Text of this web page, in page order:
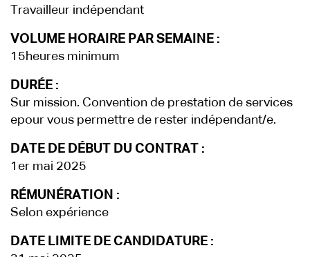
Travailleur indépendant
VOLUME HORAIRE PAR SEMAINE :
15heures minimum
DURÉE :
Sur mission. Convention de prestation de services
epour vous permettre de rester indépendant/e.
DATE DE DÉBUT DU CONTRAT :
1er mai 2025
RÉMUNÉRATION :
Selon expérience
DATE LIMITE DE CANDIDATURE :